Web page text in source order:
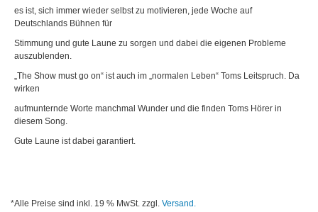
es ist, sich immer wieder selbst zu motivieren, jede Woche auf
Deutschlands Bühnen für
Stimmung und gute Laune zu sorgen und dabei die eigenen Probleme
auszublenden.
„The Show must go on“ ist auch im „normalen Leben“ Toms Leitspruch. Da
wirken
aufmunternde Worte manchmal Wunder und die finden Toms Hörer in
diesem Song.
Gute Laune ist dabei garantiert.
*Alle Preise sind inkl. 19 % MwSt. zzgl. Versand.